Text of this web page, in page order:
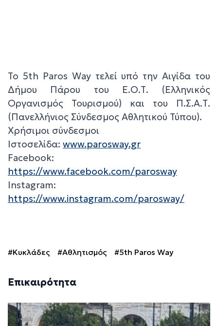
Το 5th Paros Way τελεί υπό την Αιγίδα του
Δήμου Πάρου του Ε.Ο.Τ. (Ελληνικός
Οργανισμός Τουρισμού) και του Π.Σ.Α.Τ.
(Πανελλήνιος Σύνδεσμος Αθλητικού Τύπου).
Χρήσιμοι σύνδεσμοι
Ιστοσελίδα: www.parosway.gr
Facebook:
https://www.facebook.com/parosway
Instagram:
https://www.instagram.com/parosway/
#Κυκλάδες #Αθλητισμός #5th Paros Way
Επικαιρότητα